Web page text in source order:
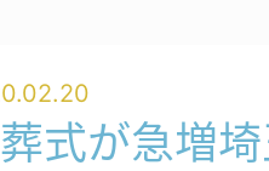
式が急増